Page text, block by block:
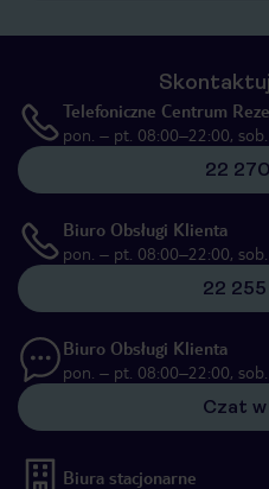
Telefoniczne Centrum
pon. – pt. 08:00–22:00,
22
Biuro Obsługi Klienta
pon. – pt. 08:00–22:00,
22
Biuro Obsługi Klienta
pon. – pt. 08:00–22:00,
Czat w
Biura stacjonarne